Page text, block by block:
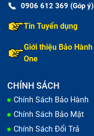
0906 612 369 (Góp ý)
Tin Tuyển dụng
Giới thiệu Bảo Hành
One
CHÍNH SÁCH
Chính Sách Bảo Hành
Chính Sách Bảo Mật
Chính Sách Đổi Trả